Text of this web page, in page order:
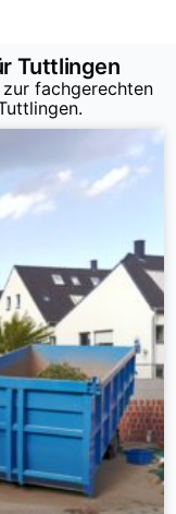
Tuttlingen
fachgerechten